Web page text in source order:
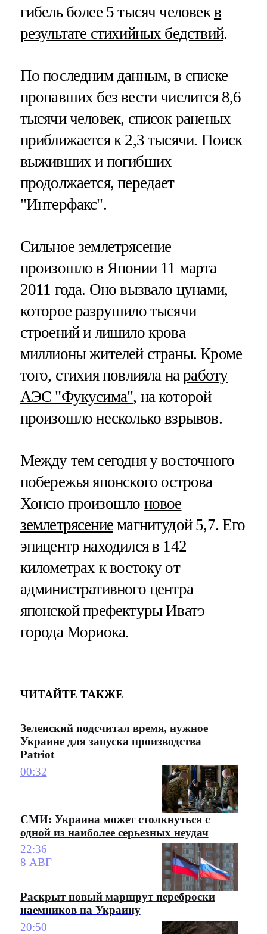
гибель более 5 тысяч человекв
результате стихийных бедствий.
По последним данным, в списке
пропавших без вести числится 8,6
тысячи человек, список раненых
приближается к 2,3 тысячи. Поиск
выживших и погибших
продолжается, передает
"Интерфакс".
Сильное землетрясение
произошло в Японии 11 марта
2011 года. Оно вызвало цунами,
которое разрушило тысячи
строений и лишило крова
миллионы жителей страны. Кроме
того, стихия повлияла наработу
АЭС "Фукусима", на которой
произошло несколько взрывов.
Между тем сегодня у восточного
побережья японского острова
Хонсю произошло новое
землетрясение магнитудой 5,7. Его
эпицентр находился в 142
километрах к востоку от
административного центра
японской префектуры Иватэ
города Мориока.
ЧИТАЙТЕ ТАКЖЕ
Зеленский подсчитал время, нужное
Украине для запуска производства
Patriot
00:32
СМИ: Украина может столкнуться с
одной из наиболее серьезных неудач
22:36
8 АВГ
Раскрыт новый маршрут переброски
наемников на Украину
20:50